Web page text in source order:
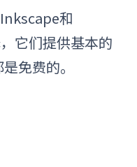
和
它们提供基本的
免费的。